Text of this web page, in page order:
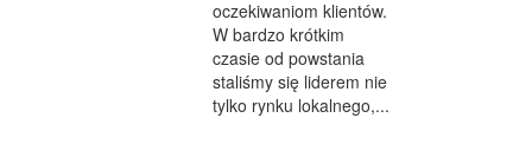
OPIEKA
INNE USŁUGI
oczekiwaniom klientów.
W bardzo krótkim
czasie od powstania
staliśmy się liderem nie
tylko rynku lokalnego,...